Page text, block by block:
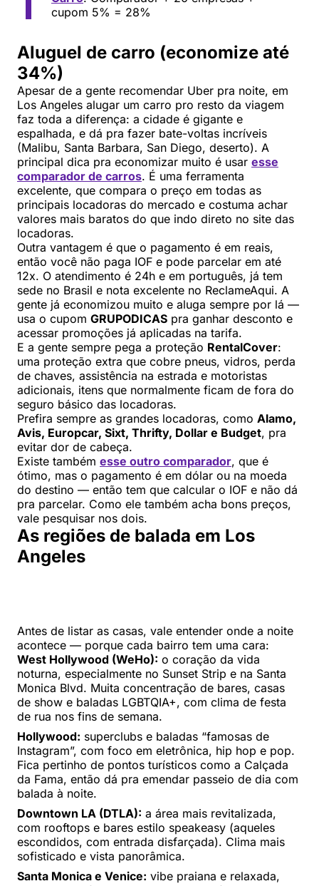
cupom 5% = 28%
Aluguel de carro (economize até
34%)
Apesar de a gente recomendar Uber pra noite, em
Los Angeles alugar um carro pro resto da viagem
faz toda a diferença: a cidade é gigante e
espalhada, e dá pra fazer bate-voltas incríveis
(Malibu, Santa Barbara, San Diego, deserto). A
principal dica pra economizar muito é usar esse
comparador de carros. É uma ferramenta
excelente, que compara o preço em todas as
principais locadoras do mercado e costuma achar
valores mais baratos do que indo direto no site das
locadoras.
Outra vantagem é que o pagamento é em reais,
então você não paga IOF e pode parcelar em até
12x. O atendimento é 24h e em português, já tem
sede no Brasil e nota excelente no ReclameAqui. A
gente já economizou muito e aluga sempre por lá —
usa o cupom GRUPODICAS pra ganhar desconto e
acessar promoções já aplicadas na tarifa.
E a gente sempre pega a proteção RentalCover:
uma proteção extra que cobre pneus, vidros, perda
de chaves, assistência na estrada e motoristas
adicionais, itens que normalmente ficam de fora do
seguro básico das locadoras.
Prefira sempre as grandes locadoras, como Alamo,
Avis, Europcar, Sixt, Thrifty, Dollar e Budget, pra
evitar dor de cabeça.
Existe também esse outro comparador, que é
ótimo, mas o pagamento é em dólar ou na moeda
do destino — então tem que calcular o IOF e não dá
pra parcelar. Como ele também acha bons preços,
vale pesquisar nos dois.
As regiões de balada em Los
Angeles
Antes de listar as casas, vale entender onde a noite
acontece — porque cada bairro tem uma cara:
West Hollywood (WeHo): o coração da vida
noturna, especialmente no Sunset Strip e na Santa
Monica Blvd. Muita concentração de bares, casas
de show e baladas LGBTQIA+, com clima de festa
de rua nos fins de semana.
Hollywood: superclubs e baladas “famosas de
Instagram”, com foco em eletrônica, hip hop e pop.
Fica pertinho de pontos turísticos como a Calçada
da Fama, então dá pra emendar passeio de dia com
balada à noite.
Downtown LA (DTLA): a área mais revitalizada,
com rooftops e bares estilo speakeasy (aqueles
escondidos, com entrada disfarçada). Clima mais
sofisticado e vista panorâmica.
Santa Monica e Venice: vibe praiana e relaxada,